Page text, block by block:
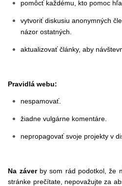
pomôcť každému, kto pomoc
vytvoriť diskusiu anonymných
názor ostatných.
aktualizovať články, aby
Pravidlá webu:
nespamovať.
žiadne vulgárne komentáre.
nepropagovať svoje projekty v
Na záverby som rád podotkol, že
stránke prečítate, nepovažujte za